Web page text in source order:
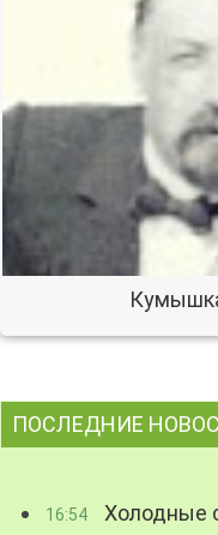
ПОСЛЕДНИЕ
16:54 Холодные